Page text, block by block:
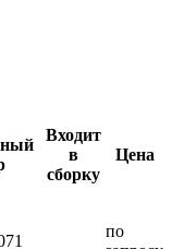
Входит
в
сборку
Цена
по